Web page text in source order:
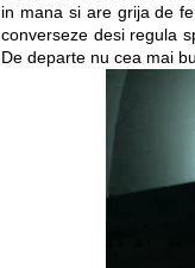
in mana si are grija de
converseze desi regula
De departe nu cea mai